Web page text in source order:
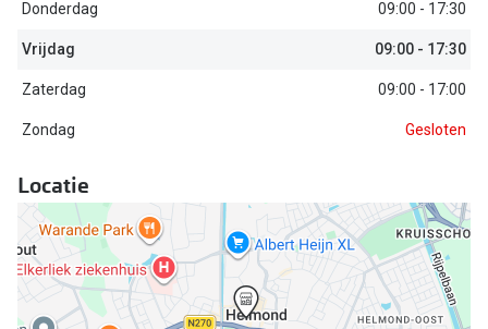
Merken
Ray-Ban
DbyD
Michael Kors
Emporio Armani
Unofficial
Biofinity
Dailies
Alle
Doe de
Lenzen
Donderdag 09:00 - 17:30
Vrijdag 09:00 - 17:30
Zaterdag 09:00 - 17:00
Zondag Gesloten
Locatie